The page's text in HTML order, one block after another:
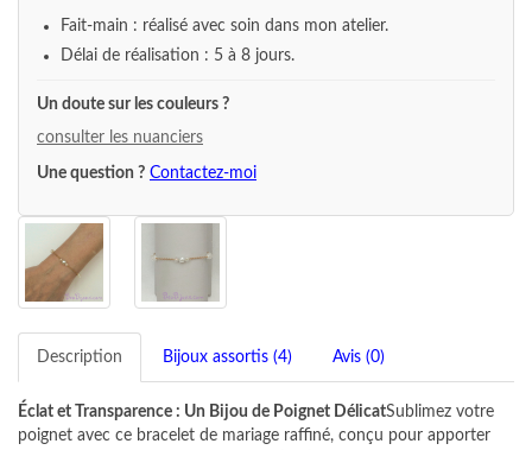
Fait-main : réalisé avec soin dans mon atelier.
Délai de réalisation : 5 à 8 jours.
Un doute sur les couleurs ?
consulter les nuanciers
Une question ? Contactez-moi
Description Bijoux assortis (4) Avis (0)
Éclat et Transparence : Un Bijou de Poignet DélicatSublimez votre
poignet avec ce bracelet de mariage raffiné, conçu pour apporter